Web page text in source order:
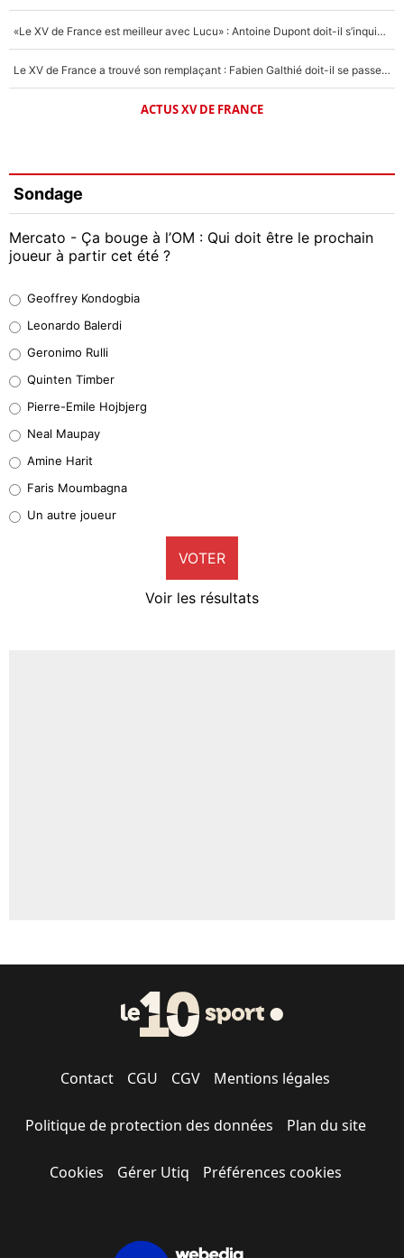
«Le XV de France est meilleur avec Lucu» : Antoine Dupont doit-il s’inquiéter pour sa place ?
Le XV de France a trouvé son remplaçant : Fabien Galthié doit-il se passer d'Antoine Dupont ?
ACTUS XV DE FRANCE
Sondage
Mercato - Ça bouge à l’OM : Qui doit être le prochain
joueur à partir cet été ?
38%
32%
5%
1%
9%
Geoffrey Kondogbia
Leonardo Balerdi
Geronimo Rulli
Quinten Timber
Pierre-Emile Hojbjerg
Neal Maupay
Amine Harit
Faris Moumbagna
Un autre joueur
VOTER
Voir les résultats
Contact CGU CGV Mentions légales
Politique de protection des données Plan du site
Cookies Gérer Utiq Préférences cookies